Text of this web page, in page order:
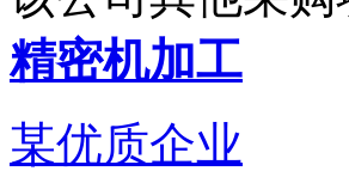
精密机加工
某优质企业